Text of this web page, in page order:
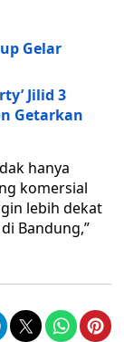
Gelar
Jilid 3
Getarkan
hanya
komersial
lebih dekat
Bandung,”